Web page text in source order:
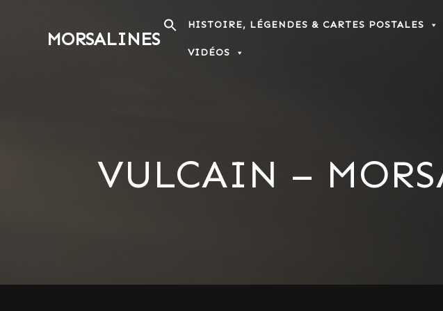
MORSALINES
HISTOIRE, LÉGENDES & CARTES POSTALES
VIDÉOS
VULCAIN –